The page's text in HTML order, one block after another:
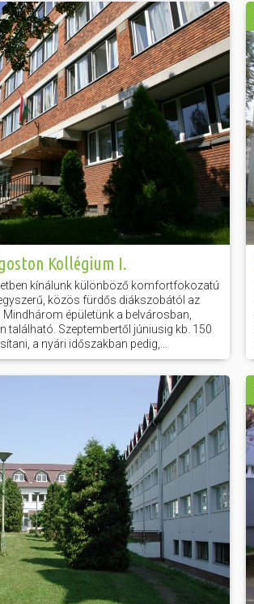
Kollégium I.
kínálunk különböző komfortfokozatú
közös fürdős diákszobától az
épületünk a belvárosban,
található. Szeptembertől júniusig kb. 150
a nyári időszakban pedig,...